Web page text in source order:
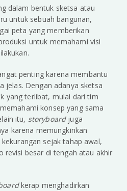
dalam bentuk sketsa atau
untuk sebuah bangunan,
peta yang memberikan
untuk memahami visi
penting karena membantu
jelas. Dengan adanya sketsa
yang terlibat, mulai dari tim
konsep yang sama
itu, storyboard juga
karena memungkinkan
sejak tahap awal,
revisi besar di tengah atau akhir
kerap menghadirkan